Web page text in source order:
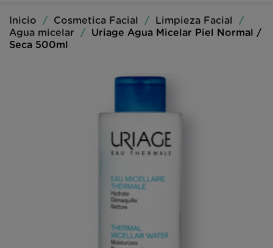
Inicio Cosmetica Facial
Limpieza Facial
Agua micelar
Uriage Agua Micelar Piel Normal /
Seca 500ml